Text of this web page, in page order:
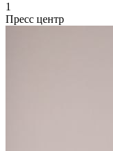
1
Пресс центр